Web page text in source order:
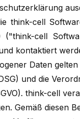
think-cell
cell
kontaktiert
Daten
und die
think-cell
Gemäß diesen